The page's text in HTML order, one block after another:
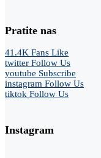
Pratite nas
41.4K Fans Like
twitter Follow Us
youtube Subscribe
instagram Follow Us
tiktok Follow Us
Instagram